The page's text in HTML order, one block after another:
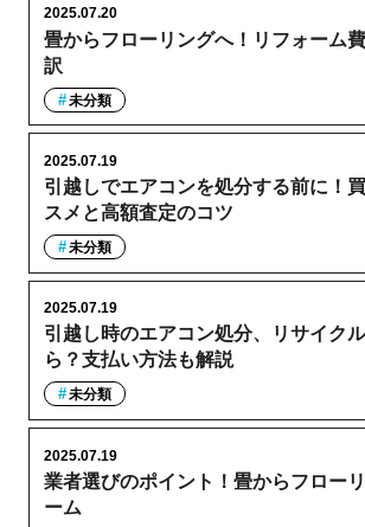
畳からフローリングへ！リフォーム
訳
2025.07.20
未分類
引越しでエアコンを処分する前に！
スメと高額査定のコツ
2025.07.19
未分類
引越し時のエアコン処分、リサイク
ら？支払い方法も解説
2025.07.19
未分類
業者選びのポイント！畳からフロー
ーム
2025.07.19